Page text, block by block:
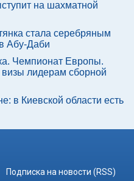
на шахматной
стала серебряным
Абу-Даби
Чемпионат Европы.
лидерам сборной
в Киевской области есть
Подписка на новости (RSS)